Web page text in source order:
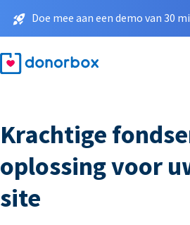
Doe mee aan een demo van 30
Krachtige
oplossing voor
site